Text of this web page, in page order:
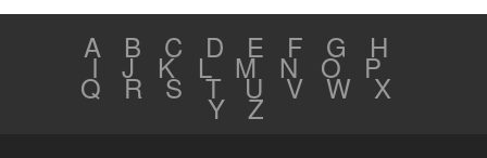
A B C D E F G H
I J K L M N O P
Q R S T U V W X
Y Z